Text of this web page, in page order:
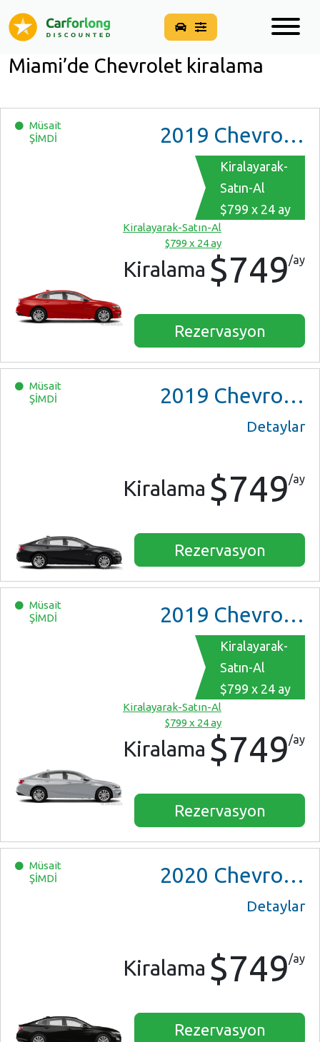
Miami’de Chevrolet kiralama
Müsait
ŞİMDİ
2019 Chevrolet Malibu
Kiralayarak-
Satın-Al
$799 x 24 ay
Kiralayarak-Satın-Al
$799 x 24 ay
Kiralama $749/ay
Rezervasyon
Müsait
ŞİMDİ
2019 Chevrolet Malibu
Detaylar
Kiralama $749/ay
Rezervasyon
Müsait
ŞİMDİ
2019 Chevrolet Malibu
Kiralayarak-
Satın-Al
$799 x 24 ay
Kiralayarak-Satın-Al
$799 x 24 ay
Kiralama $749/ay
Rezervasyon
Müsait
ŞİMDİ
2020 Chevrolet Malibu
Detaylar
Kiralama $749/ay
Rezervasyon